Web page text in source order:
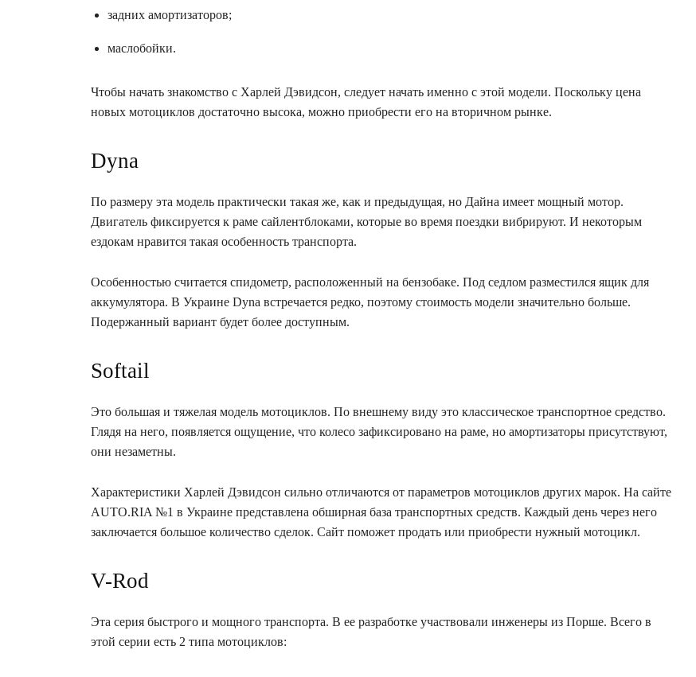
задних амортизаторов;
маслобойки.
Чтобы начать знакомство с Харлей Дэвидсон, следует начать именно с этой модели. Поскольку цена
новых мотоциклов достаточно высока, можно приобрести его на вторичном рынке.
Dyna
По размеру эта модель практически такая же, как и предыдущая, но Дайна имеет мощный мотор.
Двигатель фиксируется к раме сайлентблоками, которые во время поездки вибрируют. И некоторым
ездокам нравится такая особенность транспорта.
Особенностью считается спидометр, расположенный на бензобаке. Под седлом разместился ящик для
аккумулятора. В Украине Dyna встречается редко, поэтому стоимость модели значительно больше.
Подержанный вариант будет более доступным.
Softail
Это большая и тяжелая модель мотоциклов. По внешнему виду это классическое транспортное средство.
Глядя на него, появляется ощущение, что колесо зафиксировано на раме, но амортизаторы присутствуют,
они незаметны.
Характеристики Харлей Дэвидсон сильно отличаются от параметров мотоциклов других марок. На сайте
AUTO.RIA №1 в Украине представлена обширная база транспортных средств. Каждый день через него
заключается большое количество сделок. Сайт поможет продать или приобрести нужный мотоцикл.
V-Rod
Эта серия быстрого и мощного транспорта. В ее разработке участвовали инженеры из Порше. Всего в
этой серии есть 2 типа мотоциклов: